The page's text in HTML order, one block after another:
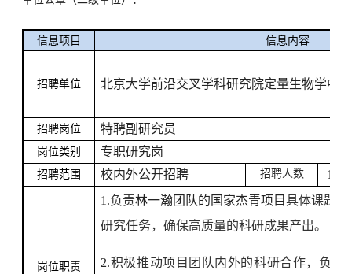
信息项目 信息内容
招聘单位 北京大学前沿交叉学科研究院定量生物学中
招聘岗位 特聘副研究员
岗位类别 专职研究岗
招聘范围 校内外公开招聘 招聘人数 1
岗位职责
1.负责林一瀚团队的国家杰青项目具体课题
研究任务，确保高质量的科研成果产出。
2.积极推动项目团队内外的科研合作，负责